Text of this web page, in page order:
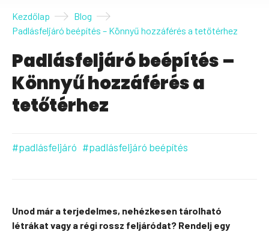
Kezdőlap
Blog
Padlásfeljáró beépítés – Könnyű hozzáférés a tetőtérhez
Padlásfeljáró beépítés –
Könnyű hozzáférés a
tetőtérhez
#padlásfeljáró #padlásfeljáró beépítés
Unod már a terjedelmes, nehézkesen tárolható
létrákat vagy a régi rossz feljáródat? Rendelj egy